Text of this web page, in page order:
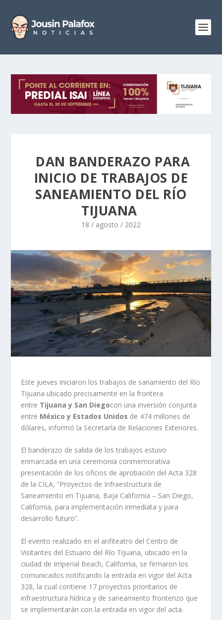
DAN BANDERAZO PARA
INICIO DE TRABAJOS DE
SANEAMIENTO DEL RÍO
TIJUANA
18 / agosto / 2022
Este jueves iniciaron los trabajos de sanamiento del Río
Tijuana ubicado precisamente en la frontera
entre Tijuana y San Diegocon una inversión conjunta
entre México y Estados Unidos de 474 millones de
dólares, informó la Secretaría de Relaciones Exteriores.
El banderazo de salida de los trabajos estuvo
enmarcada en una ceremonia conmemorativa
presentación de los oficios de aprobación del Acta 328
de la CILA, “Proyectos de Infraestructura de
Saneamiento en Tijuana, Baja California – San Diego,
California, para implementación inmediata y para
desarrollo futuro”.
El evento realizado en el anfiteatro del Centro de
Visitantes del Estuario del Río Tijuana, ubicado en la
ciudad de Imperial Beach, California, se firmaron los
comunicados notificando la entrada en vigor del Acta
328, la cual contiene 17 proyectos prioritarios de
infraestructura hídrica y de saneamiento fronterizo que
se implementarán con la entrada en vigor del acta.